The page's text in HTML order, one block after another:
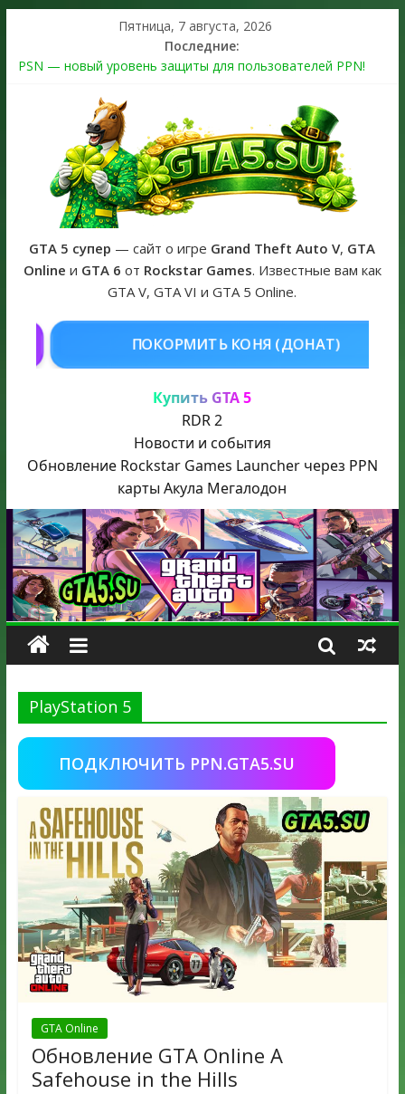
Пятница, 7 августа, 2026
Последние:
PSN — новый уровень защиты для пользователей PPN!
The Kortz Center Heist выйдет в GTA Online уже 14 июля
Регистрация в Rockstar Games Social Club ошибка #1.500.7:
как зарегистрировать аккаунт и войти без проблем в 2026
Получайте особые награды в GTA Online по программе
Fine Art Collector
GTA 6 официальная обложка игры и Предзаказ Grand Theft
Auto VI
GTA 5 супер — сайт о игре Grand Theft Auto V, GTA
Online и GTA 6 от Rockstar Games. Известные вам как
GTA V, GTA VI и GTA 5 Online.
КУПИТЬ GTA 5
Купить GTA 5
RDR 2
Новости и события
Обновление Rockstar Games Launcher через PPN
карты Акула Мегалодон
PlayStation 5
ПОДКЛЮЧИТЬ PPN.GTA5.SU
GTA Online
Обновление GTA Online A
Safehouse in the Hills